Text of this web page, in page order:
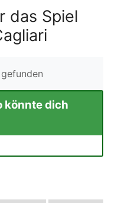
das Spiel
könnte dich